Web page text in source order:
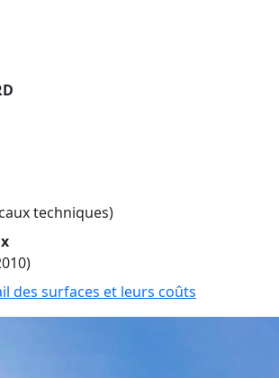
techniques)
des surfaces et leurs coûts